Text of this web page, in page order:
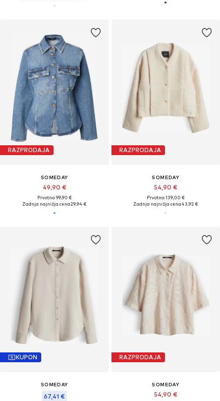
RAZPRODAJA
SOMEDAY
49,90 €
Prvotno: 99,90 €
Zadnja najnižja cena29,94 €
RAZPRODAJA
SOMEDAY
54,90 €
Prvotno: 139,00 €
Zadnja najnižja cena43,92 €
KUPON
SOMEDAY
67,41 €
RAZPRODAJA
SOMEDAY
54,90 €